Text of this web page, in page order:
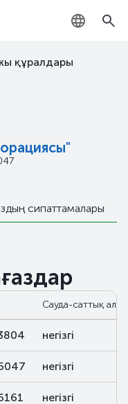
KZ
құралдары
сипаттамалары
Сауда-саттық алаң
негізгі
негізгі
негізгі